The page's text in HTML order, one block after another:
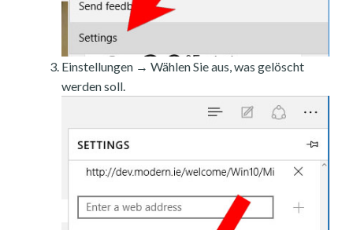
Einstellungen → Wählen Sie aus, was gelöscht
werden soll.